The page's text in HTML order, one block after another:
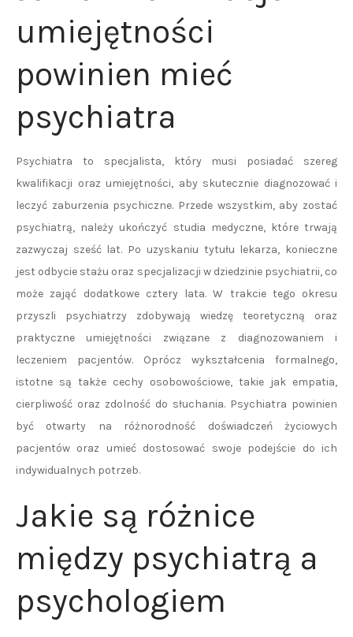
umiejętności
powinien mieć
psychiatra
Psychiatra to specjalista, który musi posiadać szereg
kwalifikacji oraz umiejętności, aby skutecznie diagnozować i
leczyć zaburzenia psychiczne. Przede wszystkim, aby zostać
psychiatrą, należy ukończyć studia medyczne, które trwają
zazwyczaj sześć lat. Po uzyskaniu tytułu lekarza, konieczne
jest odbycie stażu oraz specjalizacji w dziedzinie psychiatrii, co
może zająć dodatkowe cztery lata. W trakcie tego okresu
przyszli psychiatrzy zdobywają wiedzę teoretyczną oraz
praktyczne umiejętności związane z diagnozowaniem i
leczeniem pacjentów. Oprócz wykształcenia formalnego,
istotne są także cechy osobowościowe, takie jak empatia,
cierpliwość oraz zdolność do słuchania. Psychiatra powinien
być otwarty na różnorodność doświadczeń życiowych
pacjentów oraz umieć dostosować swoje podejście do ich
indywidualnych potrzeb.
Jakie są różnice
między psychiatrą a
psychologiem